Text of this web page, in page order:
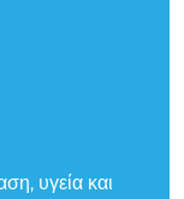
υγεία και